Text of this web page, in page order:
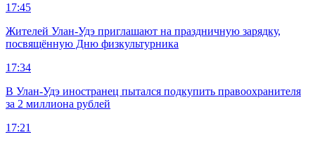
17:45
Жителей Улан-Удэ приглашают на праздничную зарядку,
посвящённую Дню физкультурника
17:34
В Улан-Удэ иностранец пытался подкупить правоохранителя
за 2 миллиона рублей
17:21